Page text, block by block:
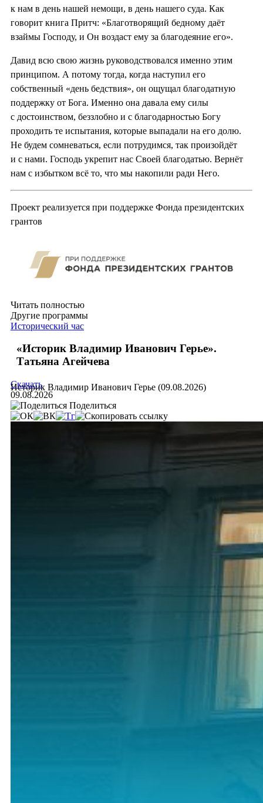
к нам в день нашей немощи, в день нашего суда. Как
говорит книга Притч: «Благотворящий бедному даёт
взаймы Господу, и Он воздаст ему за благодеяние его».
Давид всю свою жизнь руководствовался именно этим
принципом. А потому тогда, когда наступил его
собственный «день бедствия», он ощущал благодатную
поддержку от Бога. Именно она давала ему силы
с достоинством, беззлобно и с благодарностью Богу
проходить те испытания, которые выпадали на его долю.
Не будем сомневаться, если потрудимся, так произойдёт
и с нами. Господь укрепит нас Своей благодатью. Вернёт
нам с избытком всё то, что мы накопили ради Него.
Проект реализуется при поддержке Фонда президентских
грантов
Читать полностью
Другие программы
Исторический час
«Историк Владимир Иванович Герье».
Татьяна Агейчева
Историк Владимир Иванович Герье (09.08.2026)
Скачать
09.08.2026
Поделиться